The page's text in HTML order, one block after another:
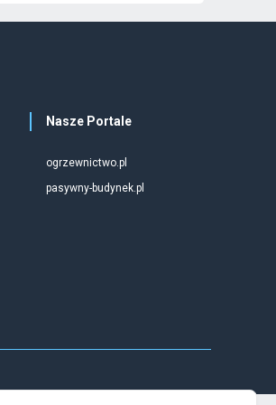
Nasze Portale
ogrzewnictwo.pl
pasywny-budynek.pl